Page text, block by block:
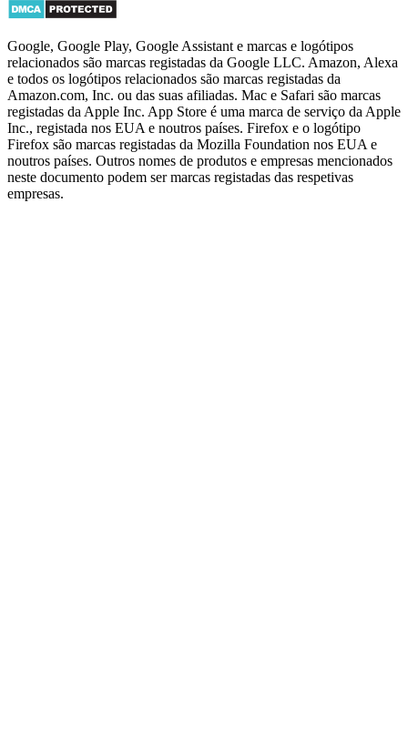
Google, Google Play, Google Assistant e marcas e logótipos
relacionados são marcas registadas da Google LLC. Amazon, Alexa
e todos os logótipos relacionados são marcas registadas da
Amazon.com, Inc. ou das suas afiliadas. Mac e Safari são marcas
registadas da Apple Inc. App Store é uma marca de serviço da Apple
Inc., registada nos EUA e noutros países. Firefox e o logótipo
Firefox são marcas registadas da Mozilla Foundation nos EUA e
noutros países. Outros nomes de produtos e empresas mencionados
neste documento podem ser marcas registadas das respetivas
empresas.